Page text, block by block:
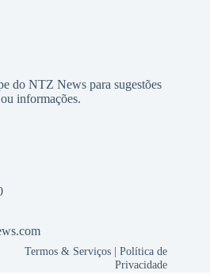
do NTZ News para sugestões
informações.
Termos & Serviços |Política de
Privacidade